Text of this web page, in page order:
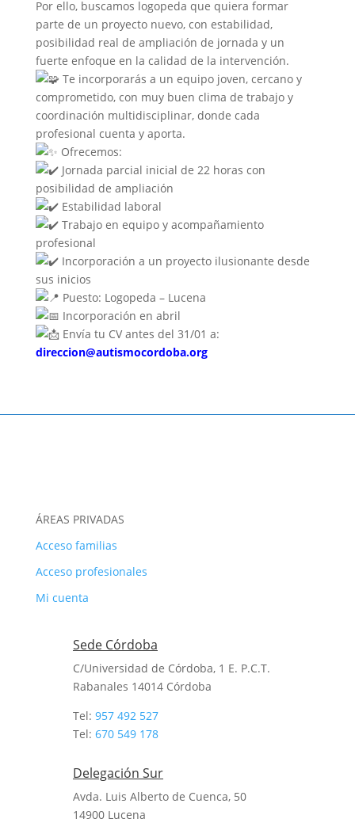
Por ello, buscamos logopeda que quiera formar
parte de un proyecto nuevo, con estabilidad,
posibilidad real de ampliación de jornada y un
fuerte enfoque en la calidad de la intervención.
Te incorporarás a un equipo joven, cercano y
comprometido, con muy buen clima de trabajo y
coordinación multidisciplinar, donde cada
profesional cuenta y aporta.
Ofrecemos:
Jornada parcial inicial de 22 horas con
posibilidad de ampliación
Estabilidad laboral
Trabajo en equipo y acompañamiento
profesional
Incorporación a un proyecto ilusionante desde
sus inicios
Puesto: Logopeda – Lucena
Incorporación en abril
Envía tu CV antes del 31/01 a:
direccion@autismocordoba.org
ÁREAS PRIVADAS
Acceso familias
Acceso profesionales
Mi cuenta
Sede Córdoba
C/Universidad de Córdoba, 1 E. P.C.T.
Rabanales 14014 Córdoba
Tel: 957 492 527
Tel: 670 549 178
Delegación Sur
Avda. Luis Alberto de Cuenca, 50
14900 Lucena